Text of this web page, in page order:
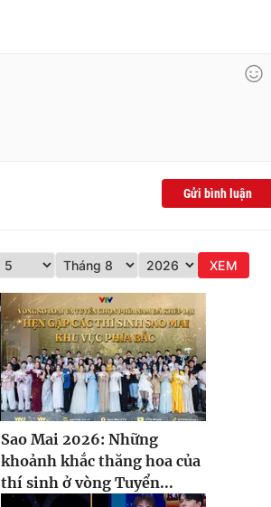
Gửi bình luận
XEM
Sao Mai 2026: Những
khoảnh khắc thăng hoa của
thí sinh ở vòng Tuyển...